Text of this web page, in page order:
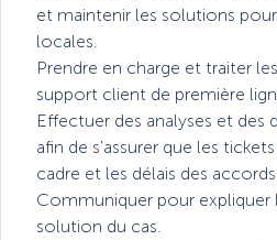
et maintenir les solutions
locales.
Prendre en charge et traiter
support client de première
Effectuer des analyses et des
afin de s'assurer que les
cadre et les délais des
Communiquer pour expliquer
solution du cas.